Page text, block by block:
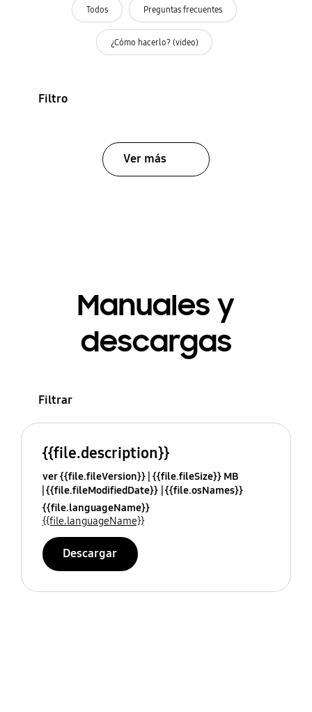
Todos Preguntas frecuentes
¿Cómo hacerlo? (video)
Filtro
Ver más
Manuales y
descargas
Filtrar
{{file.description}}
ver {{file.fileVersion}} {{file.fileSize}} MB
{{file.fileModifiedDate}} {{file.osNames}}
{{file.languageName}}
{{file.languageName}}
Descargar